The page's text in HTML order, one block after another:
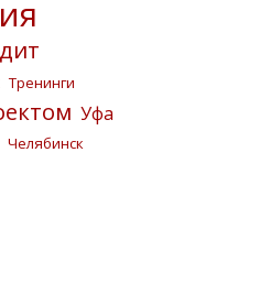
Тренинги
Уфа
Челябинск